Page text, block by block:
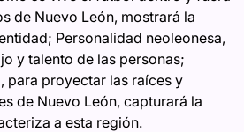
de Nuevo León, mostrará la
Personalidad neoleonesa,
y talento de las personas;
para proyectar las raíces y
de Nuevo León, capturará la
a esta región.